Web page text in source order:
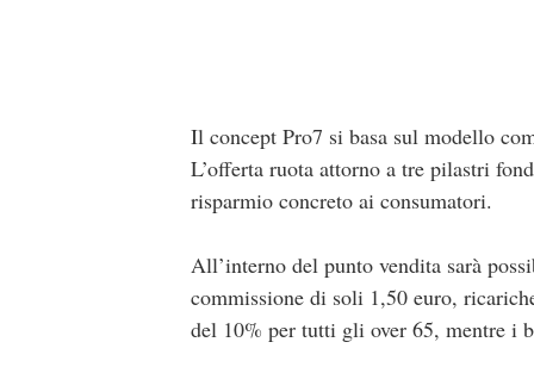
Il concept Pro7 si basa sul modello
L’offerta ruota attorno a tre pilastri
risparmio concreto ai consumatori.
All’interno del punto vendita sarà
commissione di soli 1,50 euro,
del 10% per tutti gli over 65, mentre i